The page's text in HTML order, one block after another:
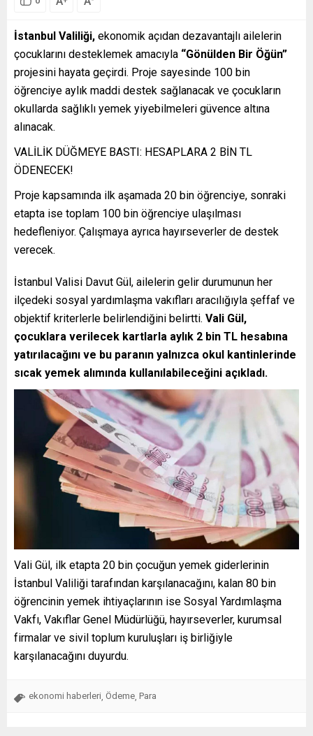
İstanbul Valiliği, ekonomik açıdan dezavantajlı ailelerin
çocuklarını desteklemek amacıyla “Gönülden Bir Öğün”
projesini hayata geçirdi. Proje sayesinde 100 bin
öğrenciye aylık maddi destek sağlanacak ve çocukların
okullarda sağlıklı yemek yiyebilmeleri güvence altına
alınacak.
VALİLİK DÜĞMEYE BASTI: HESAPLARA 2 BİN TL
ÖDENECEK!
Proje kapsamında ilk aşamada 20 bin öğrenciye, sonraki
etapta ise toplam 100 bin öğrenciye ulaşılması
hedefleniyor. Çalışmaya ayrıca hayırseverler de destek
verecek.
İstanbul Valisi Davut Gül, ailelerin gelir durumunun her
ilçedeki sosyal yardımlaşma vakıfları aracılığıyla şeffaf ve
objektif kriterlerle belirlendiğini belirtti. Vali Gül,
çocuklara verilecek kartlarla aylık 2 bin TL hesabına
yatırılacağını ve bu paranın yalnızca okul kantinlerinde
sıcak yemek alımında kullanılabileceğini açıkladı.
Vali Gül, ilk etapta 20 bin çocuğun yemek giderlerinin
İstanbul Valiliği tarafından karşılanacağını, kalan 80 bin
öğrencinin yemek ihtiyaçlarının ise Sosyal Yardımlaşma
Vakfı, Vakıflar Genel Müdürlüğü, hayırseverler, kurumsal
firmalar ve sivil toplum kuruluşları iş birliğiyle
karşılanacağını duyurdu.
ekonomi haberleri, Ödeme, Para